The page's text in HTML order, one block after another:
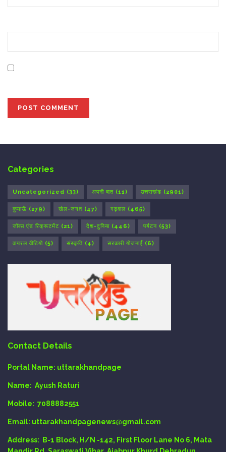
Categories
Uncategorized (33) अपनी बात (11) उत्तराखंड (2901)
कुमाऊँ (279) खेल-जगत (47) गढ़वाल (465)
जॉब्स एंड रिक्रूटमेंट (21) देश-दुनिया (446) पर्यटन (53)
वायरल वीडियो (5) संस्कृति (4) सरकारी योजनाएँ (6)
Contact Details
Portal Name: uttarakhandpage
Name: Ayush Raturi
Mobile: 7088882551
Email: uttarakhandpagenews@gmail.com
Address:
B-1 Block, H/N -142, First Floor Lane No 6, Mata